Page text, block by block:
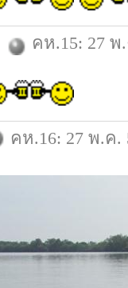
คห.15: 27 พ
คห.16: 27 พ.ค.